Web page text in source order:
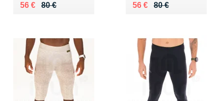
80 €
Au lieu de 80 €
56 €
Vendu 56 € 80 €
Au lieu de 80 €
56 €
Vendu 56 €